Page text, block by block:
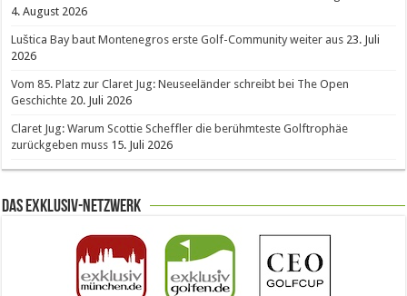
4. August 2026
Luštica Bay baut Montenegros erste Golf-Community weiter aus 23. Juli
2026
Vom 85. Platz zur Claret Jug: Neuseeländer schreibt bei The Open
Geschichte 20. Juli 2026
Claret Jug: Warum Scottie Scheffler die berühmteste Golftrophäe
zurückgeben muss 15. Juli 2026
Das Exklusiv-Netzwerk